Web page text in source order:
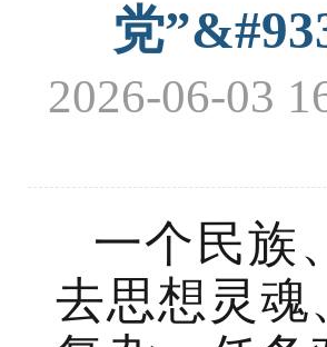
党
2026-06-03
一个民族
去思想灵